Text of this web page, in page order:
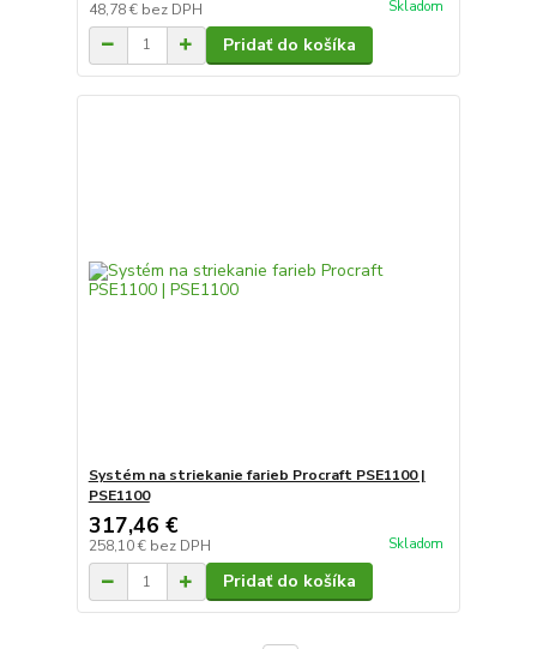
48,78 € bez DPH Skladom
Pridať do košíka
Systém na striekanie farieb Procraft PSE1100 |
PSE1100
317,46 €
258,10 € bez DPH Skladom
Pridať do košíka